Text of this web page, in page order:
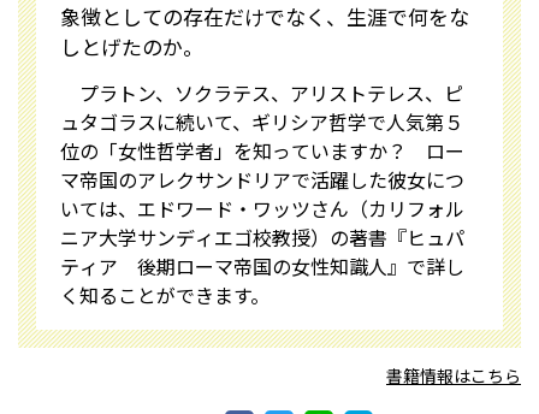
象徴としての存在だけでなく、生涯で何をな
しとげたのか。
プラトン、ソクラテス、アリストテレス、ピ
ュタゴラスに続いて、ギリシア哲学で人気第５
位の「女性哲学者」を知っていますか？ ロー
マ帝国のアレクサンドリアで活躍した彼女につ
いては、エドワード・ワッツさん（カリフォル
ニア大学サンディエゴ校教授）の著書『ヒュパ
ティア 後期ローマ帝国の女性知識人』で詳し
く知ることができます。
書籍情報はこちら